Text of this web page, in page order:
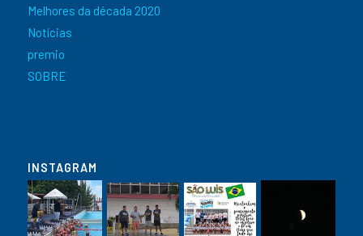
Melhores da década 2020
Notícias
premio
SOBRE
INSTAGRAM